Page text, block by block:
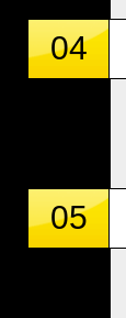
04
05